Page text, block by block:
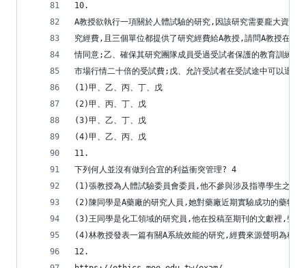
10.
A教授欲執行一項關於人體試驗的研究,因該研究需要龐大資金,
究經費,且三個單位都提供了研究經費給A教授,請問A教授在招
情同意;乙、確保其研究團隊成員受過受試者保護的教育訓練;
市場行情二十倍的受試費;戊、允許受試者在受試途中可以退出
(1)甲、乙、丙、丁、戊
(2)甲、丙、丁、戊
(3)甲、乙、丁、戊
(4)甲、乙、丙、戊
11.
下列何人並沒有做到合宜的利益衝突管理? 4
(1)張教授為人體試驗委員會委員,他不參與涉及指導學生之研
(2)陳同學是A藥廠的研究人員,她對藥廠近期實驗成功的藥物,
(3)王同學是化工領域的研究員,他在投稿至期刊的文獻裡,聲明
(4)林教授發表一篇有關A系統效能的研究,經費來源聲明為科
12.